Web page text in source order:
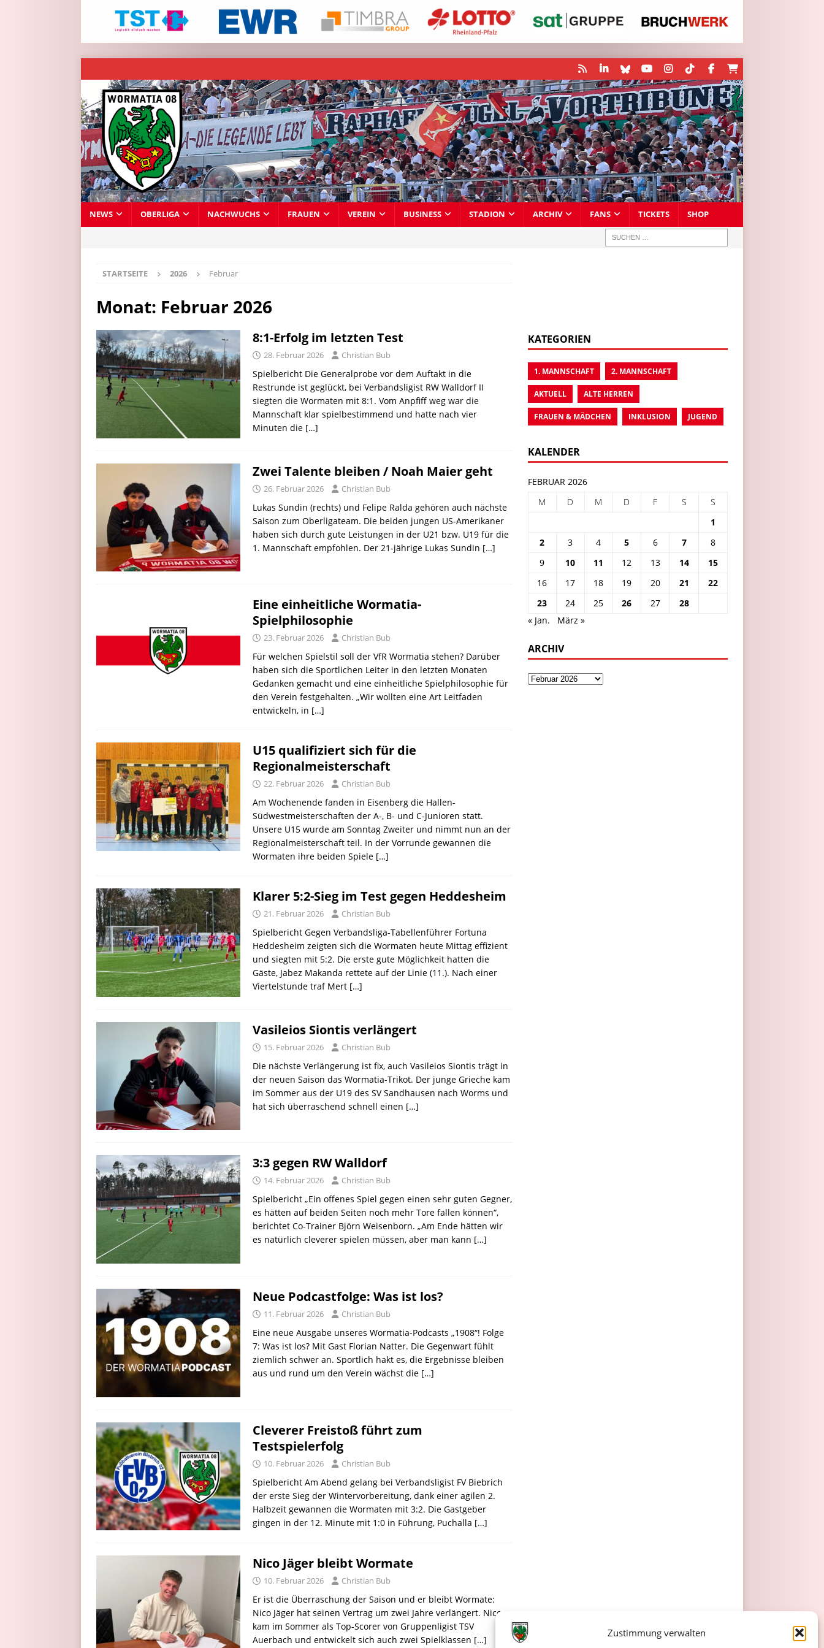
Zustimmung verwalten
NEWS OBERLIGA NACHWUCHS FRAUEN VEREIN BUSINESS STADION ARCHIV FANS TICKETS SHOP
STARTSEITE 2026 Februar
Monat: Februar 2026
8:1-Erfolg im letzten Test
28. Februar 2026 Christian Bub
Spielbericht Die Generalprobe vor dem Auftakt in die
Restrunde ist geglückt, bei Verbandsligist RW Walldorf II
siegten die Wormaten mit 8:1. Vom Anpfiff weg war die
Mannschaft klar spielbestimmend und hatte nach vier
Minuten die […]
Zwei Talente bleiben / Noah Maier geht
26. Februar 2026 Christian Bub
Lukas Sundin (rechts) und Felipe Ralda gehören auch nächste
Saison zum Oberligateam. Die beiden jungen US-Amerikaner
haben sich durch gute Leistungen in der U21 bzw. U19 für die
1. Mannschaft empfohlen. Der 21-jährige Lukas Sundin […]
Eine einheitliche Wormatia-
Spielphilosophie
23. Februar 2026 Christian Bub
Für welchen Spielstil soll der VfR Wormatia stehen? Darüber
haben sich die Sportlichen Leiter in den letzten Monaten
Gedanken gemacht und eine einheitliche Spielphilosophie für
den Verein festgehalten. „Wir wollten eine Art Leitfaden
entwickeln, in […]
U15 qualifiziert sich für die
Regionalmeisterschaft
22. Februar 2026 Christian Bub
Am Wochenende fanden in Eisenberg die Hallen-
Südwestmeisterschaften der A-, B- und C-Junioren statt.
Unsere U15 wurde am Sonntag Zweiter und nimmt nun an der
Regionalmeisterschaft teil. In der Vorrunde gewannen die
Wormaten ihre beiden Spiele […]
Klarer 5:2-Sieg im Test gegen Heddesheim
21. Februar 2026 Christian Bub
Spielbericht Gegen Verbandsliga-Tabellenführer Fortuna
Heddesheim zeigten sich die Wormaten heute Mittag effizient
und siegten mit 5:2. Die erste gute Möglichkeit hatten die
Gäste, Jabez Makanda rettete auf der Linie (11.). Nach einer
Viertelstunde traf Mert […]
Vasileios Siontis verlängert
15. Februar 2026 Christian Bub
Die nächste Verlängerung ist fix, auch Vasileios Siontis trägt in
der neuen Saison das Wormatia-Trikot. Der junge Grieche kam
im Sommer aus der U19 des SV Sandhausen nach Worms und
hat sich überraschend schnell einen […]
3:3 gegen RW Walldorf
14. Februar 2026 Christian Bub
Spielbericht „Ein offenes Spiel gegen einen sehr guten Gegner,
es hätten auf beiden Seiten noch mehr Tore fallen können“,
berichtet Co-Trainer Björn Weisenborn. „Am Ende hätten wir
es natürlich cleverer spielen müssen, aber man kann […]
Neue Podcastfolge: Was ist los?
11. Februar 2026 Christian Bub
Eine neue Ausgabe unseres Wormatia-Podcasts „1908“! Folge
7: Was ist los? Mit Gast Florian Natter. Die Gegenwart fühlt
ziemlich schwer an. Sportlich hakt es, die Ergebnisse bleiben
aus und rund um den Verein wächst die […]
Cleverer Freistoß führt zum
Testspielerfolg
10. Februar 2026 Christian Bub
Spielbericht Am Abend gelang bei Verbandsligist FV Biebrich
der erste Sieg der Wintervorbereitung, dank einer agilen 2.
Halbzeit gewannen die Wormaten mit 3:2. Die Gastgeber
gingen in der 12. Minute mit 1:0 in Führung, Puchalla […]
Nico Jäger bleibt Wormate
10. Februar 2026 Christian Bub
Er ist die Überraschung der Saison und er bleibt Wormate:
Nico Jäger hat seinen Vertrag um zwei Jahre verlängert. Nico
kam im Sommer als Top-Scorer von Gruppenligist TSV
Auerbach und entwickelt sich auch zwei Spielklassen […]
KATEGORIEN
1. MANNSCHAFT 2. MANNSCHAFT
AKTUELL ALTE HERREN
FRAUEN & MÄDCHEN INKLUSION JUGEND
KALENDER
FEBRUAR 2026
M
D M D F S
S
1
2
3 4 5 6 7
8
9
10 11 12 13 14
15
16
17 18 19 20 21
22
23
24 25 26 27
28
« Jan.
März »
ARCHIV